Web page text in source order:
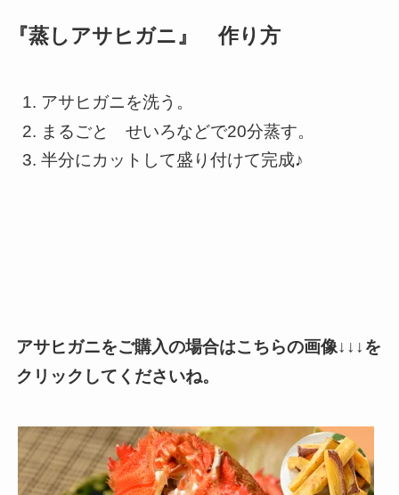
『蒸しアサヒガニ』作り方
アサヒガニを洗う。
まるごと せいろなどで20分蒸す。
半分にカットして盛り付けて完成♪
アサヒガニをご購入の場合はこちらの画像↓↓↓を
クリックしてくださいね。